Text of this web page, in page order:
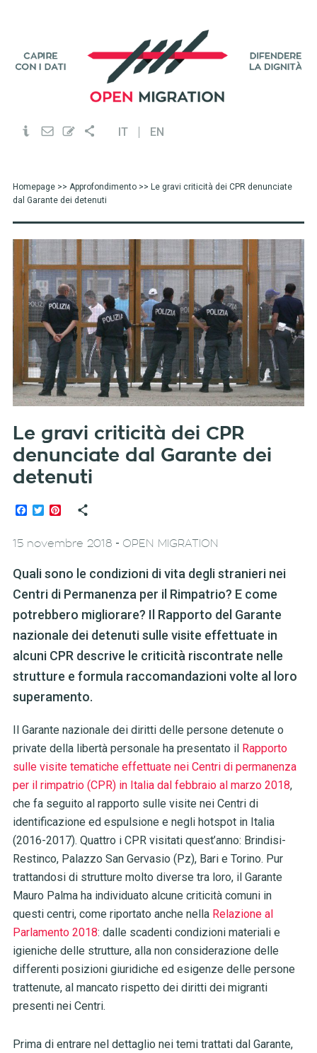
IT EN
Homepage>> Approfondimento>> Le gravi criticità dei CPR denunciate
dal Garante dei detenuti
Le gravi criticità dei CPR
denunciate dal Garante dei
detenuti
Facebook
TwitterPinterest
15 novembre 2018 - OPEN MIGRATION
Quali sono le condizioni di vita degli stranieri nei
Centri di Permanenza per il Rimpatrio? E come
potrebbero migliorare? Il Rapporto del Garante
nazionale dei detenuti sulle visite effettuate in
alcuni CPR descrive le criticità riscontrate nelle
strutture e formula raccomandazioni volte al loro
superamento.
Il Garante nazionale dei diritti delle persone detenute o
private della libertà personale ha presentato il Rapporto
sulle visite tematiche effettuate nei Centri di permanenza
per il rimpatrio (CPR) in Italia dal febbraio al marzo 2018,
che fa seguito al rapporto sulle visite nei Centri di
identificazione ed espulsione e negli hotspot in Italia
(2016-2017). Quattro i CPR visitati quest’anno: Brindisi-
Restinco, Palazzo San Gervasio (Pz), Bari e Torino. Pur
trattandosi di strutture molto diverse tra loro, il Garante
Mauro Palma ha individuato alcune criticità comuni in
questi centri, come riportato anche nella Relazione al
Parlamento 2018: dalle scadenti condizioni materiali e
igieniche delle strutture, alla non considerazione delle
differenti posizioni giuridiche ed esigenze delle persone
trattenute, al mancato rispetto dei diritti dei migranti
presenti nei Centri.
Prima di entrare nel dettaglio nei temi trattati dal Garante,